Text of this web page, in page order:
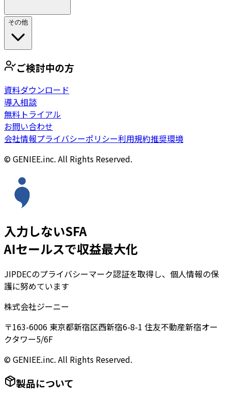
その他
ご検討中の方
資料ダウンロード
導入相談
無料トライアル
お問い合わせ
会社情報プライバシーポリシー利用規約推奨環境
© GENIEE.inc. All Rights Reserved.
入力しないSFA
AIセールスで収益最大化
JIPDECのプライバシーマーク認証を取得し、個人情報の保
護に努めています
株式会社ジーニー
〒163-6006 東京都新宿区西新宿6-8-1 住友不動産新宿オー
クタワー5/6F
© GENIEE.inc. All Rights Reserved.
製品について